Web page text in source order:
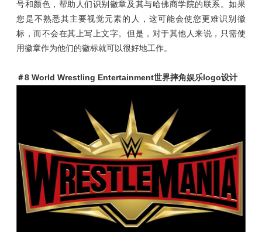
号和颜色，帮助人们识别徽章及其与哈佛商学院的联系。如果
您是不熟悉其主要视觉元素的人，这可能会使您更难识别徽
标，而不会在其上写上文字。但是，对于其他人来说，只需使
用徽章作为他们的徽标就可以很好地工作。
＃8World Wrestling Entertainment世界摔角娱乐logo设计